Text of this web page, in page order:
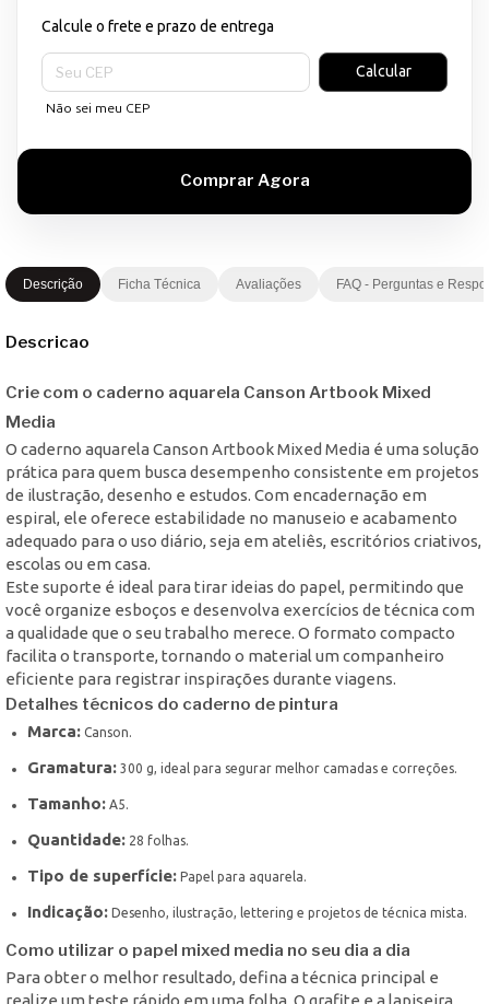
Calcule o frete e prazo de entrega
Entregas para o CEP:
Calcular
Não sei meu CEP
Descrição Ficha Técnica Avaliações FAQ - Perguntas e
Descricao
Crie com o caderno aquarela Canson Artbook Mixed
Media
O caderno aquarela Canson Artbook Mixed Media é uma solução
prática para quem busca desempenho consistente em projetos
de ilustração, desenho e estudos. Com encadernação em
espiral, ele oferece estabilidade no manuseio e acabamento
adequado para o uso diário, seja em ateliês, escritórios criativos,
escolas ou em casa.
Este suporte é ideal para tirar ideias do papel, permitindo que
você organize esboços e desenvolva exercícios de técnica com
a qualidade que o seu trabalho merece. O formato compacto
facilita o transporte, tornando o material um companheiro
eficiente para registrar inspirações durante viagens.
Detalhes técnicos do caderno de pintura
Marca: Canson.
Gramatura: 300 g, ideal para segurar melhor camadas e correções.
Tamanho: A5.
Quantidade: 28 folhas.
Tipo de superfície: Papel para aquarela.
Indicação: Desenho, ilustração, lettering e projetos de técnica mista.
Como utilizar o papel mixed media no seu dia a dia
Para obter o melhor resultado, defina a técnica principal e
realize um teste rápido em uma folha. O grafite e a lapiseira